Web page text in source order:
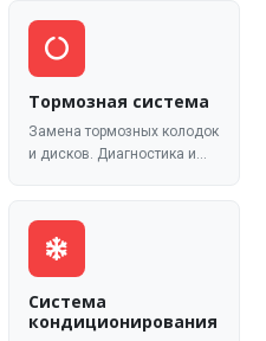
Тормозная система
Замена тормозных колодок
и дисков. Диагностика и
Система
кондиционирования